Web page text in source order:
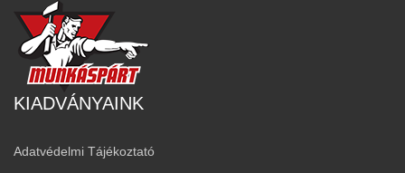
KIADVÁNYAINK
Adatvédelmi Tájékoztató